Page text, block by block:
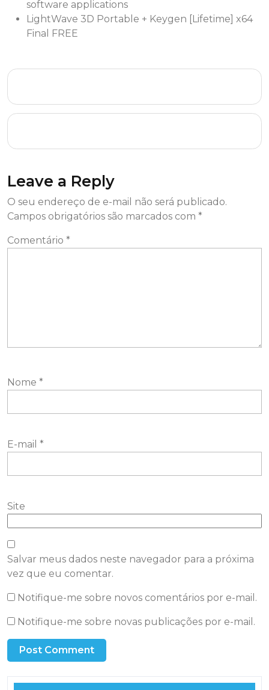
software applications
LightWave 3D Portable + Keygen [Lifetime] x64
Final FREE
Leave a Reply
O seu endereço de e-mail não será publicado.
Campos obrigatórios são marcados com *
Comentário *
Nome *
E-mail *
Site
Salvar meus dados neste navegador para a próxima
vez que eu comentar.
Notifique-me sobre novos comentários por e-mail.
Notifique-me sobre novas publicações por e-mail.